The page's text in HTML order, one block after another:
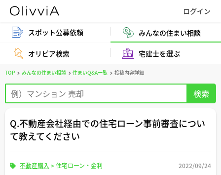
スポット公募依頼 みんなの住まい相談
オリビア検索 宅建士を選ぶ
TOP みんなの住まい相談 住まいQ&A一覧 投稿内容詳細
Q.不動産会社経由での住宅ローン事前審査につい
て教えてください
不動産購入 >住宅ローン・金利 2022/09/24